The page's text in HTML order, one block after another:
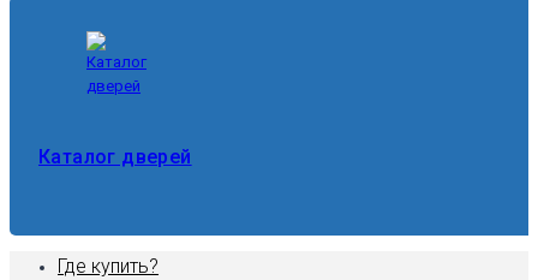
Каталог дверей
Где купить?